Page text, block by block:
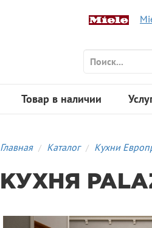
Товар в наличии
Главная Каталог Кухни
КУХНЯ